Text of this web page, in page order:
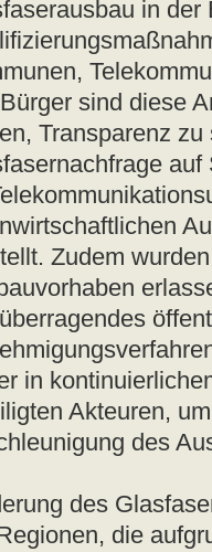
in der
sind diese
Transparenz
Zudem
in
Akteuren,
des
des
die